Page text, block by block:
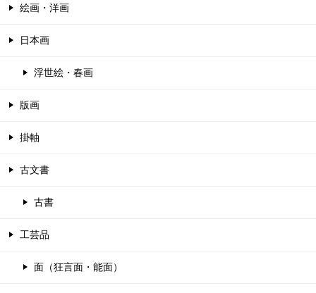
絵画・洋画
日本画
浮世絵・春画
版画
掛軸
古文書
古書
工芸品
面（狂言面・能面）